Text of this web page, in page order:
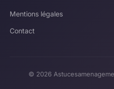
Mentions légales
Contact
© 2026